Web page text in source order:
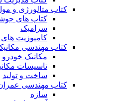
کتاب متالورژی و
کتاب های
سرامیک
کامپوزیت
کتاب مهندسی
مکانیک خودرو
تاسیسات
ساخت و تولید
کتاب مهندسی
سازه